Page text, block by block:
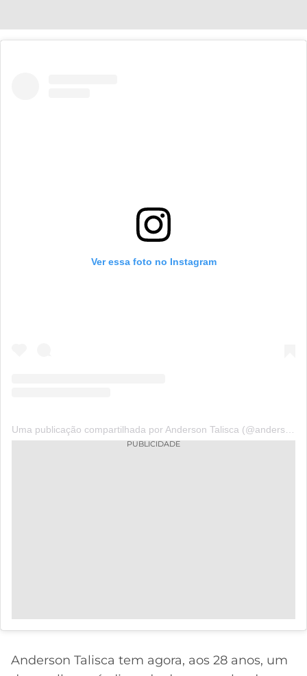
Ver essa foto no Instagram
PUBLICIDADE
Anderson Talisca tem agora, aos 28 anos, um